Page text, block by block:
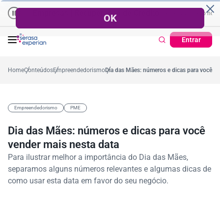
Empresas | Recuperação de Crédito Percentual médio no ano
Entrar
ano Cartão de Crédito |
HomeConteúdosEmpreendedorismoDia das Mães: números e dicas para você
Empreendedorismo PME
Dia das Mães: números e dicas para você
vender mais nesta data
Para ilustrar melhor a importância do Dia das Mães,
separamos alguns números relevantes e algumas dicas de
como usar esta data em favor do seu negócio.